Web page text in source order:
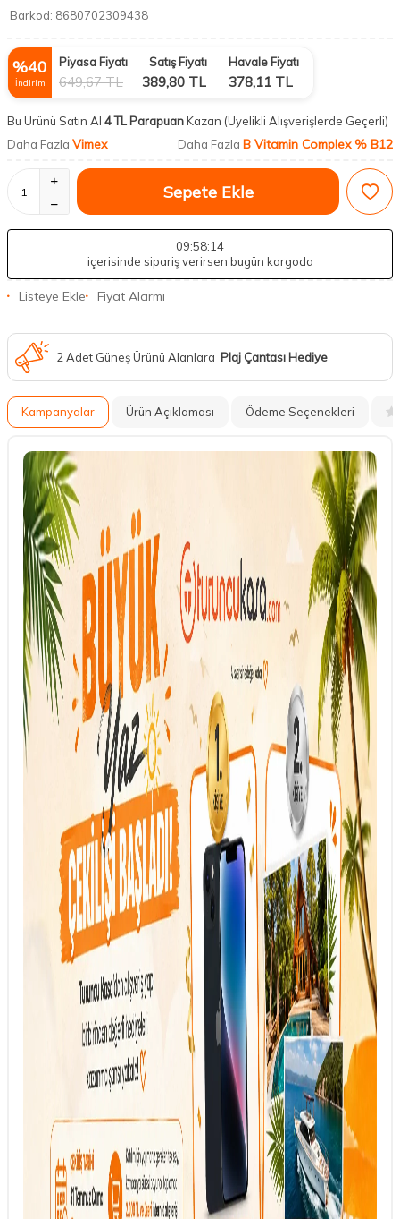
Barkod: 8680702309438
%40
İndirim
Piyasa Fiyatı
649,67TL
Satış Fiyatı
389,80 TL
Havale Fiyatı
378,11 TL
Bu Ürünü Satın Al 4 TL ParapuanKazan (Üyelikli Alışverişlerde Geçerli)
Daha Fazla Vimex Daha Fazla B Vitamin Complex % B12
Sepete Ekle
09:58:13
içerisinde sipariş verirsen bugün kargoda
Listeye Ekle Fiyat Alarmı
2 Adet Güneş Ürünü Alanlara Plaj Çantası Hediye
Kampanyalar Ürün Açıklaması Ödeme Seçenekleri